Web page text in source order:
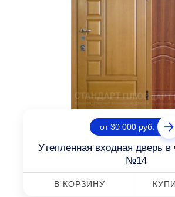
от 30 000 руб.
Утепленная входная дверь
№14
В КОРЗИНУ